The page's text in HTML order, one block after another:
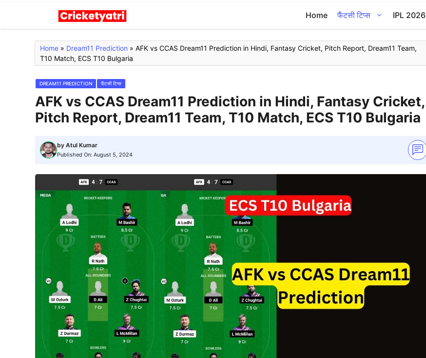
Home फैंटसी टिप्स IPL 2026
Home » Dream11 Prediction » AFK vs CCAS Dream11 Prediction in Hindi, Fantasy Cricket, Pitch Report, Dream11 Team,
T10 Match, ECS T10 Bulgaria
DREAM11 PREDICTION फैंटसी टिप्स
AFK vs CCAS Dream11 Prediction in Hindi, Fantasy Cricket,
Pitch Report, Dream11 Team, T10 Match, ECS T10 Bulgaria
by Atul Kumar
Published On: August 5, 2024